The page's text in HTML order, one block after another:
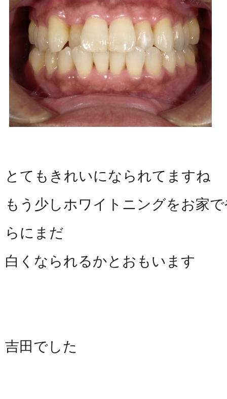
とてもきれいになられてますね
もう少しホワイトニングをお家
らにまだ
白くなられるかとおもいます
吉田でした